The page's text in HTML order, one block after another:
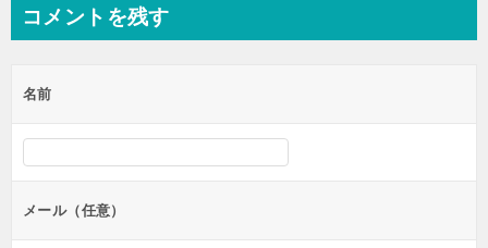
コメントを残す
名前
メール（任意）